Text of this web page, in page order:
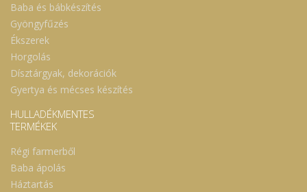
Baba és bábkészítés
Gyöngyfűzés
Ékszerek
Horgolás
Dísztárgyak, dekorációk
Gyertya és mécses készítés
HULLADÉKMENTES
TERMÉKEK
Régi farmerből
Baba ápolás
Háztartás